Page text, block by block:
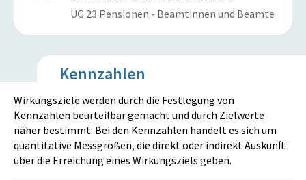
UG 23 Pensionen - Beamtinnen und Beamte
Kennzahlen
Wirkungsziele werden durch die Festlegung von
Kennzahlen beurteilbar gemacht und durch Zielwerte
näher bestimmt. Bei den Kennzahlen handelt es sich um
quantitative Messgrößen, die direkt oder indirekt Auskunft
über die Erreichung eines Wirkungsziels geben.